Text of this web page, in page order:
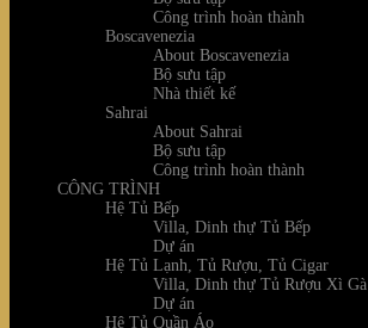
Công trình hoàn thành
Boscavenezia
About Boscavenezia
Bộ sưu tập
Nhà thiết kế
Sahrai
About Sahrai
Bộ sưu tập
Công trình hoàn thành
CÔNG TRÌNH
Hệ Tủ Bếp
Villa, Dinh thự Tủ Bếp
Dự án
Hệ Tủ Lạnh, Tủ Rượu, Tủ Cigar
Villa, Dinh thự Tủ Rượu Xì Gà
Dự án
Hệ Tủ Quần Áo